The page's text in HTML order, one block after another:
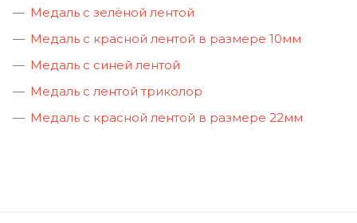
Медаль с зелёной лентой
Медаль с красной лентой в размере 10мм
Медаль с синей лентой
Медаль с лентой триколор
Медаль с красной лентой в размере 22мм